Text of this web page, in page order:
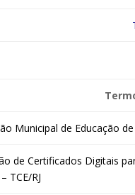
Municipal de Educação
de Certificados Digitais
TCE/RJ